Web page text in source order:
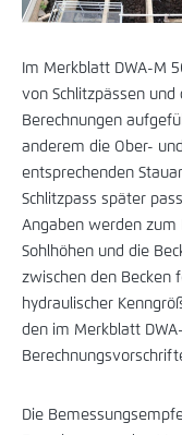
Im Merkblatt DWA-M
von Schlitzpässen
Berechnungen
anderem die Ober-
entsprechenden
Schlitzpass später
Angaben werden zum
Sohlhöhen und die
zwischen den Becken
hydraulischer
den im Merkblatt
Die